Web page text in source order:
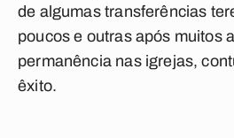
de algumas transferências
poucos e outras após muitos
permanência nas igrejas,
êxito.